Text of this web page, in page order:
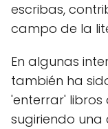
escribas,
campo de la
En algunas
también ha
'enterrar'
sugiriendo una